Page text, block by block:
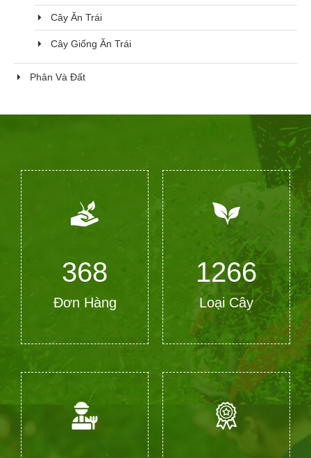
Cây Ăn Trái
Cây Giống Ăn Trái
Phân Và Đất
368
Đơn Hàng
1266
Loại Cây